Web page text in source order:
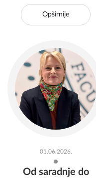
Opširnije
01.06.2026.
Od saradnje do